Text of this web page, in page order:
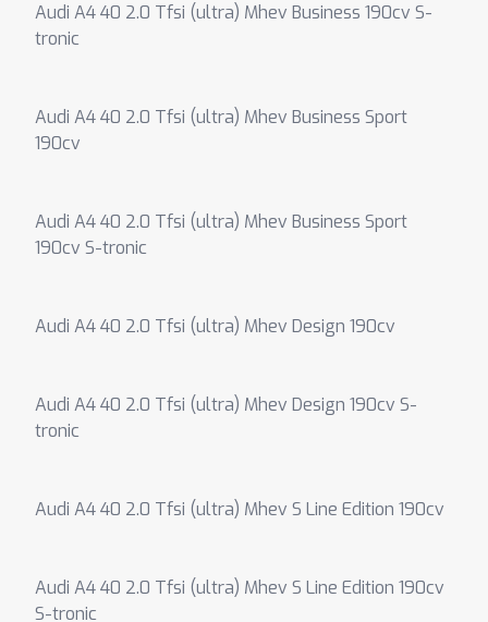
Audi A4 40 2.0 Tfsi (ultra) Mhev Business 190cv S-
tronic
Audi A4 40 2.0 Tfsi (ultra) Mhev Business Sport
190cv
Audi A4 40 2.0 Tfsi (ultra) Mhev Business Sport
190cv S-tronic
Audi A4 40 2.0 Tfsi (ultra) Mhev Design 190cv
Audi A4 40 2.0 Tfsi (ultra) Mhev Design 190cv S-
tronic
Audi A4 40 2.0 Tfsi (ultra) Mhev S Line Edition 190cv
Audi A4 40 2.0 Tfsi (ultra) Mhev S Line Edition 190cv
S-tronic